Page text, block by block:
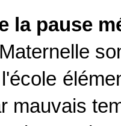
la pause
mauvais